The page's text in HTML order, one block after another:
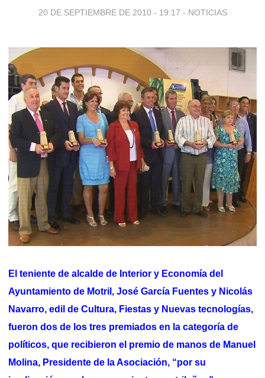
20 DE SEPTIEMBRE DE 2010 - 19:17 - NOTICIAS
El teniente de alcalde de Interior y Economía del
Ayuntamiento de Motril, José García Fuentes y Nicolás
Navarro, edil de Cultura, Fiestas y Nuevas tecnologías,
fueron dos de los tres premiados en la categoría de
políticos, que recibieron el premio de manos de Manuel
Molina, Presidente de la Asociación, “por su